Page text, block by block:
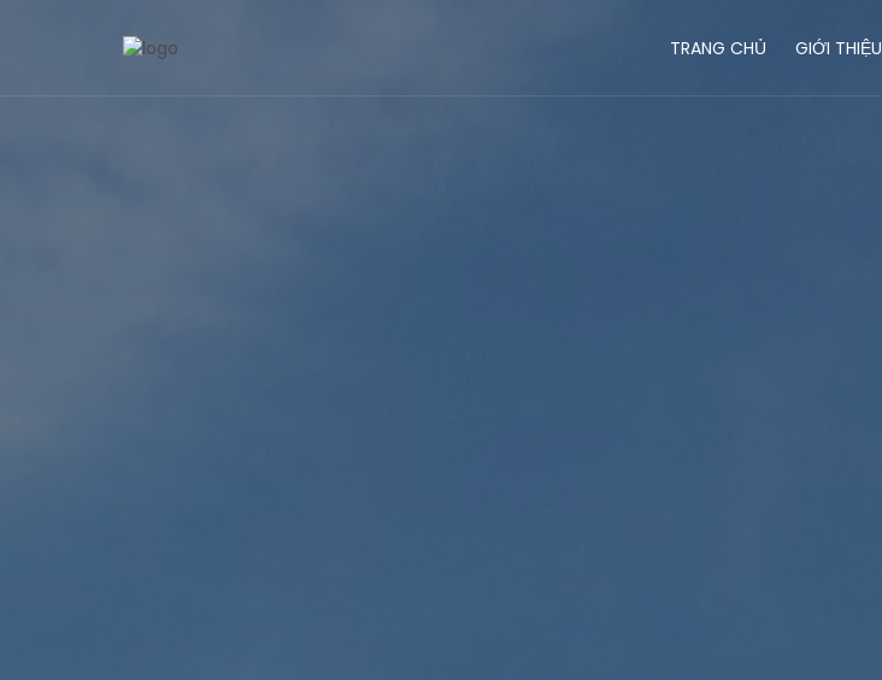
TRANG CHỦ GIỚI THIỆU